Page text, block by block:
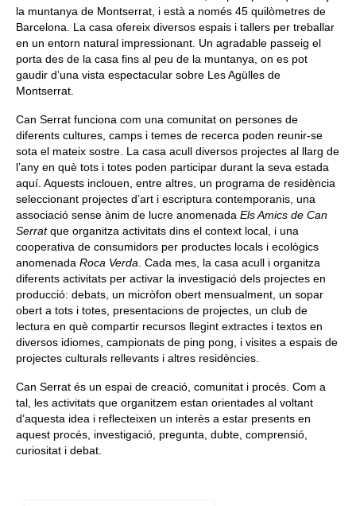
la muntanya de Montserrat, i està a només 45 quilòmetres de
Barcelona. La casa ofereix diversos espais i tallers per treballar
en un entorn natural impressionant. Un agradable passeig el
porta des de la casa fins al peu de la muntanya, on es pot
gaudir d’una vista espectacular sobre LesAgülles de
Montserrat.
Can Serrat funciona com una comunitat on persones de
diferents cultures, camps i temes de recerca poden reunir-se
sota el mateix sostre. La casa acull diversos projectes al llarg de
l’any en què tots i totes poden participar durant la seva estada
aquí. Aquests inclouen, entre altres, un programa de residència
seleccionant projectes d’art i escriptura contemporanis, una
associació sense ànim de lucre anomenada Els Amics de Can
Serratque organitza activitats dins el context local, i una
cooperativa de consumidors per productes locals i ecològics
anomenada Roca Verda . Cada mes, la casa acull i organitza
diferents activitats per activar la investigació dels projectes en
producció: debats, un micròfon obert mensualment, un sopar
obert a tots i totes, presentacions de projectes, un club de
lectura en què compartir recursos llegint extractes i textos en
diversos idiomes, campionats de ping pong, i visites a espais de
projectes culturals rellevants i altres residències.
Can Serrat és un espai de creació, comunitat i procés. Com a
tal, les activitats que organitzem estan orientades al voltant
d’aquesta idea i reflecteixen un interès a estar presents en
aquest procés, investigació, pregunta, dubte, comprensió,
curiositat i debat.